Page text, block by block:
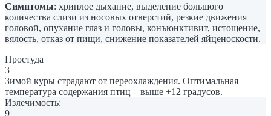
Симптомы: хриплое дыхание, выделение большого
количества слизи из носовых отверстий, резкие движения
головой, опухание глаз и головы, конъюнктивит, истощение,
вялость, отказ от пищи, снижение показателей яйценоскости.
Простуда
3
Зимой куры страдают от переохлаждения. Оптимальная
температура содержания птиц – выше +12 градусов.
Излечимость:
9